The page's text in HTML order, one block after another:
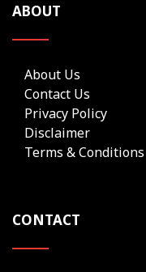
ABOUT
About Us
Contact Us
Privacy Policy
Disclaimer
Terms & Conditions
CONTACT